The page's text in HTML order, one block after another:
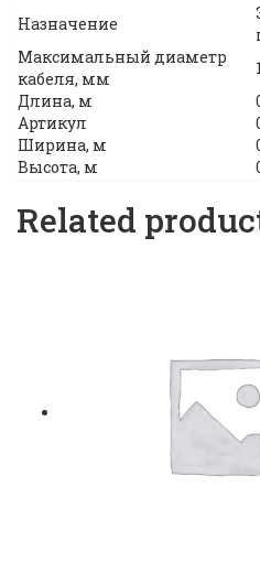
Назначение
Максимальный диаметр
кабеля, мм
Длина, м
Артикул
Ширина, м
Высота, м
Related